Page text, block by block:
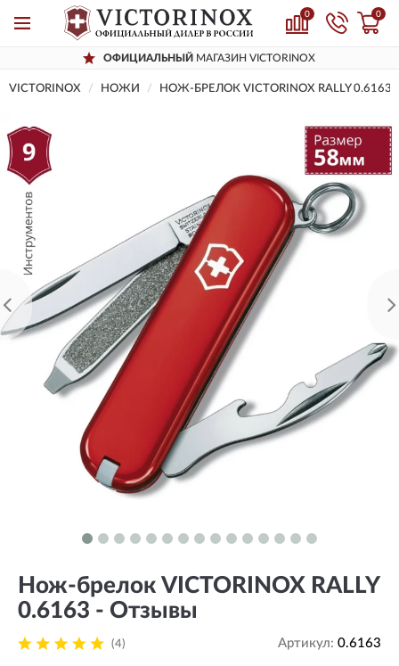
0 0
ОФИЦИАЛЬНЫЙ МАГАЗИН VICTORINOX
VICTORINOX НОЖИ НОЖ-БРЕЛОК VICTORINOX RALLY 0.6163
Нож-брелок VICTORINOX RALLY
0.6163 - Отзывы
(4) Артикул: 0.6163